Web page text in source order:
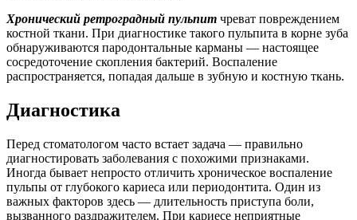
Хронический ретроградный пульпит чреват повреждением
костной ткани. При диагностике такого пульпита в корне зуба
обнаруживаются пародонтальные карманы — настоящее
сосредоточение скопления бактерий. Воспаление
распространяется, попадая дальше в зубную и костную ткань.
Диагностика
Перед стоматологом часто встает задача — правильно
диагностировать заболевания с похожими признаками.
Иногда бывает непросто отличить хроническое воспаление
пульпы от глубокого кариеса или периодонтита. Один из
важных факторов здесь — длительность приступа боли,
вызванного раздражителем. При кариесе неприятные